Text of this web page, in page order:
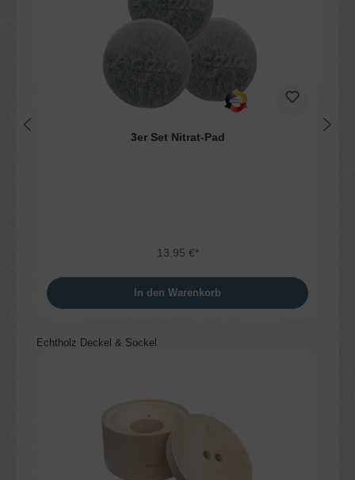
3er Set Nitrat-Pad
13,95 €*
In den Warenkorb
Produktgalerie überspringen
Echtholz Deckel & Sockel